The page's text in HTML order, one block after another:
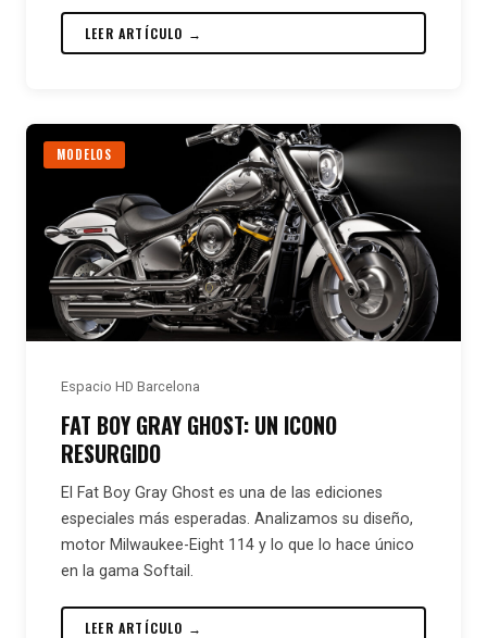
LEER ARTÍCULO →
MODELOS
Espacio HD Barcelona
FAT BOY GRAY GHOST: UN ICONO
RESURGIDO
El Fat Boy Gray Ghost es una de las ediciones
especiales más esperadas. Analizamos su diseño,
motor Milwaukee-Eight 114 y lo que lo hace único
en la gama Softail.
LEER ARTÍCULO →